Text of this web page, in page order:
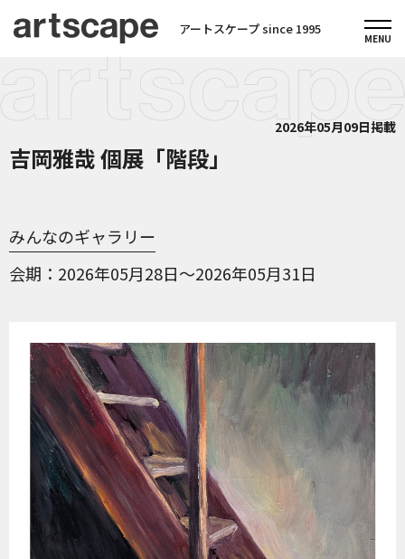
アートスケープ since 1995
2026年05月09日掲載
吉岡雅哉 個展「階段」
みんなのギャラリー
会期
2026年05月28日～2026年05月31日